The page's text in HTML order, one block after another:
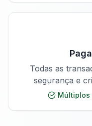
Todas as
segurança e
Múltiplos